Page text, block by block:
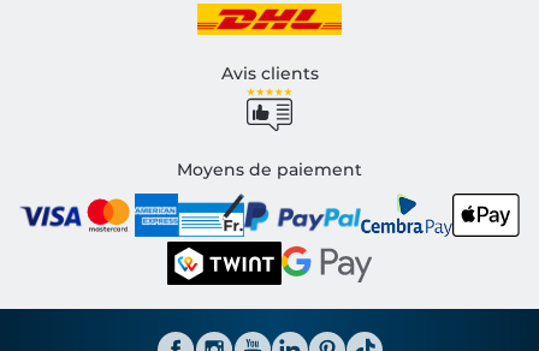
Avis clients
Moyens de paiement